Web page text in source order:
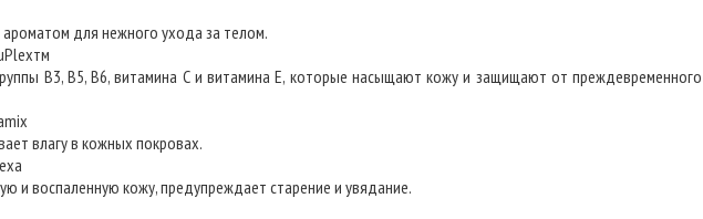
ароматом для нежного ухода за телом.
В3, В5, В6, витамина С и витамина Е, которые насыщают кожу и защищают от преждевременного
влагу в кожных покровах.
и воспаленную кожу, предупреждает старение и увядание.